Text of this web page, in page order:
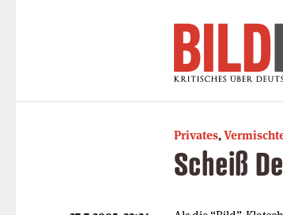
Privates,
Scheiß